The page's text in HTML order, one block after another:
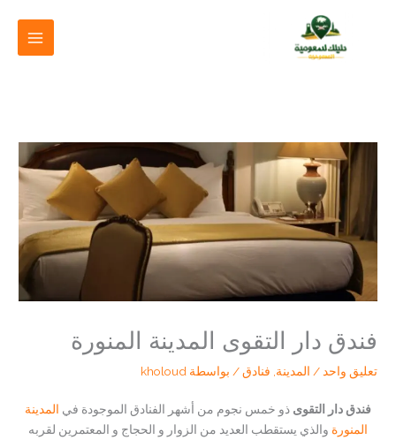
فندق دار التقوى المدينة المنورة
تعليق واحد / المدينة فنادق/ بواسطة kholoud
فندق دار التقوى ذو خمس نجوم من أشهر الفنادق الموجودة في المدينة
المنورة والذي يستقطب العديد من الزوار و الحجاج و المعتمرين لقربه